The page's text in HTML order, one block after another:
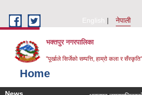
English
नेपाली
भक्तपुर नगरपालिका
"पूर्खाले सिर्जेको सम्पत्ति, हाम्रो कला र सँस्कृति"
Home